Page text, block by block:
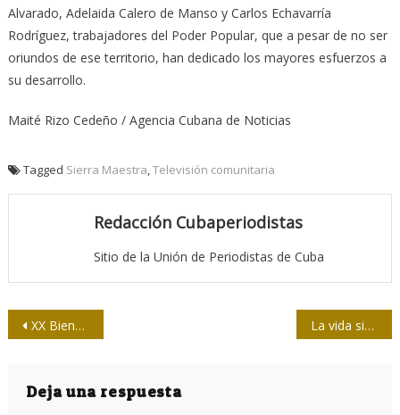
Alvarado, Adelaida Calero de Manso y Carlos Echavarría
Rodríguez, trabajadores del Poder Popular, que a pesar de no ser
oriundos de ese territorio, han dedicado los mayores esfuerzos a
su desarrollo.
Maité Rizo Cedeño / Agencia Cubana de Noticias
Tagged Sierra Maestra,Televisión comunitaria
Redacción Cubaperiodistas
Sitio de la Unión de Periodistas de Cuba
Navegación
entradas
XX Bienal Internacional del Humor La vida sigue / Maisí en fotoperiodismo
Deja una respuesta